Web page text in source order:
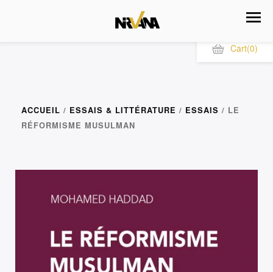
Cart(0)
ACCUEIL / ESSAIS & LITTÉRATURE / ESSAIS / LE
RÉFORMISME MUSULMAN